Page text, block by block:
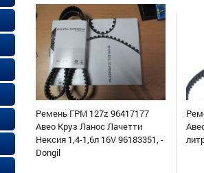
Ремень ГРМ 127z 96417177
Авео Круз Ланос Лачетти
Нексия 1,4-1,6л 16V 96183351, -
Dongil